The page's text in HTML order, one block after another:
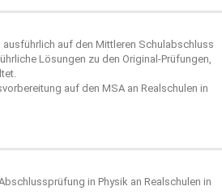
auf den Mittleren Schulabschluss
Lösungen zu den Original-Prüfungen,
auf den MSA an Realschulen in
in Physik an Realschulen in